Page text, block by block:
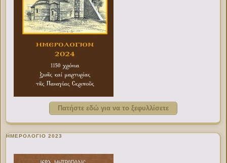
Πατήστε εδώ για να το ξεφυλλίσετε
ΗΜΕΡΟΛΟΓΙΟ 2023